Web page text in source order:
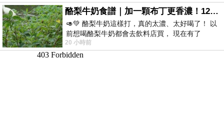
酪梨牛奶食譜｜加一顆布丁更香濃！120秒完成飲料店級酪梨奶昔｜imami 旗艦豆漿機
🥑💚 酪梨牛奶這樣打，真的太濃、太好喝了！ 以
前想喝酪梨牛奶都會去飲料店買， 現在有了
imami 健康煮藝｜旗艦破壁智慧養生豆漿機，
20 小時前